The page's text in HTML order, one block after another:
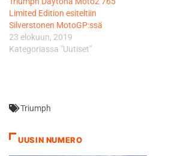
Limited Edition esiteltiin
Silverstonen MotoGP:ssä
23 elokuun, 2019
Kategoriassa "Uutiset"
Triumph
UUSIN NUMERO